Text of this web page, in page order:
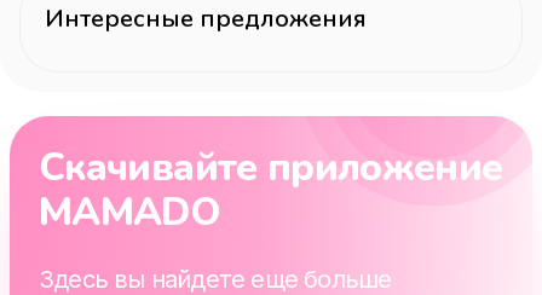
Интересные предложения
Скачивайте приложение
MAMADO
Здесь вы найдете еще больше